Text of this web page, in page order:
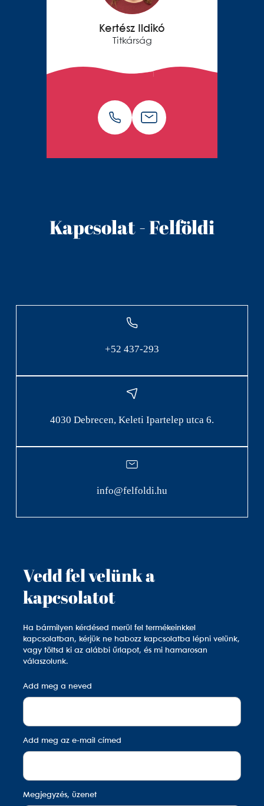
Kertész Ildikó
Titkárság
Kapcsolat - Felföldi
+52 437-293
4030 Debrecen, Keleti Ipartelep utca 6.
info@felfoldi.hu
Vedd fel velünk a
kapcsolatot
Ha bármilyen kérdésed merül fel termékeinkkel
kapcsolatban, kérjük ne habozz kapcsolatba lépni velünk,
vagy töltsd ki az alábbi űrlapot, és mi hamarosan
válaszolunk.
Add meg a neved
Add meg az e-mail címed
Megjegyzés, üzenet